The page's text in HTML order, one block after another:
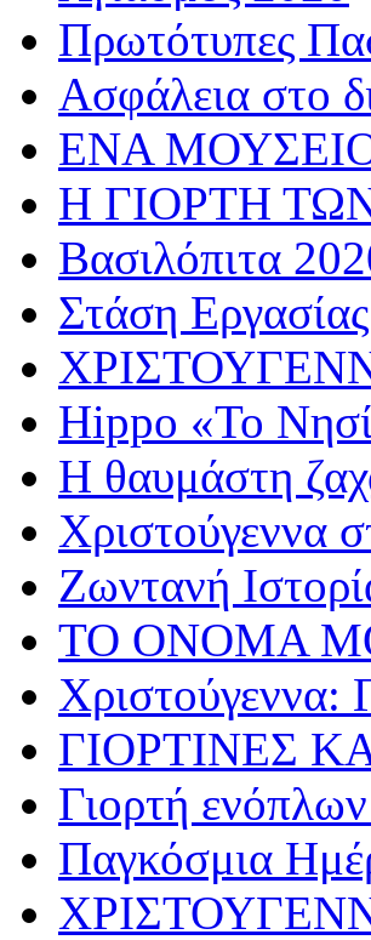
Πρωτότυπες
Ασφάλεια στο
ΕΝΑ
Η ΓΙΟΡΤΗ
Βασιλόπιτα
Στάση Εργασίας
Hippo «Το
Η θαυμάστη
Χριστούγεννα
Ζωντανή
ΤΟ ΟΝΟΜΑ
Χριστούγεννα:
ΓΙΟΡΤΙΝΕΣ
Γιορτή
Παγκόσμια